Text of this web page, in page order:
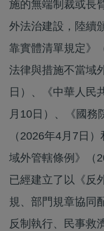
施的無端制裁或長
外法治建設，陸續
靠實體清單規定》
法律與措施不當域
日）、《中華人民
月10日）、《國務
（2026年4月7日
域外管轄條例》（
已經建立了以《反
規、部門規章協同
反制執行、民事救